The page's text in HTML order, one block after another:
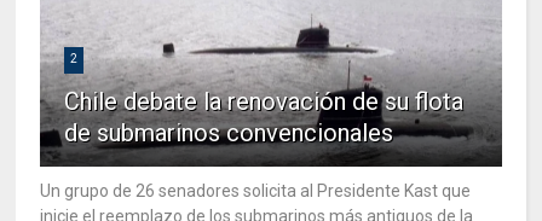
2
Chile debate la renovación de su flota
de submarinos convencionales
Un grupo de 26 senadores solicita al Presidente Kast que
inicie el reemplazo de los submarinos más antiguos de la